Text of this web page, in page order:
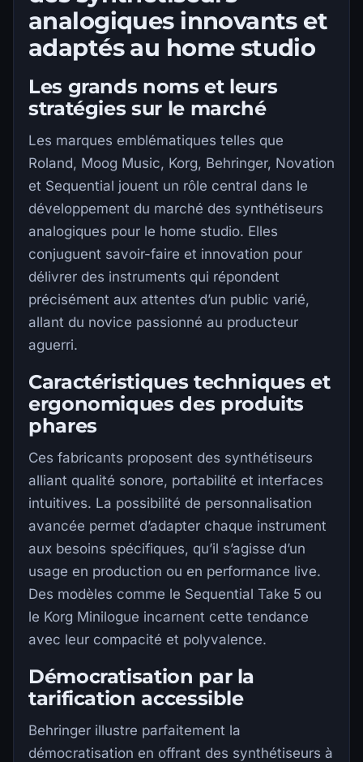
analogiques innovants et
adaptés au home studio
Les grands noms et leurs
stratégies sur le marché
Les marques emblématiques telles que
Roland, Moog Music, Korg, Behringer, Novation
et Sequential jouent un rôle central dans le
développement du marché des synthétiseurs
analogiques pour le home studio. Elles
conjuguent savoir-faire et innovation pour
délivrer des instruments qui répondent
précisément aux attentes d’un public varié,
allant du novice passionné au producteur
aguerri.
Caractéristiques techniques et
ergonomiques des produits
phares
Ces fabricants proposent des synthétiseurs
alliant qualité sonore, portabilité et interfaces
intuitives. La possibilité de personnalisation
avancée permet d’adapter chaque instrument
aux besoins spécifiques, qu’il s’agisse d’un
usage en production ou en performance live.
Des modèles comme le Sequential Take 5 ou
le Korg Minilogue incarnent cette tendance
avec leur compacité et polyvalence.
Démocratisation par la
tarification accessible
Behringer illustre parfaitement la
démocratisation en offrant des synthétiseurs à